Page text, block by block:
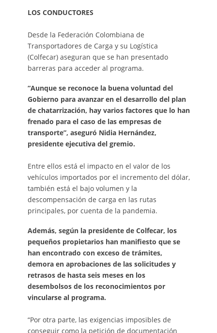
LOS CONDUCTORES
Desde la Federación Colombiana de
Transportadores de Carga y su Logística
(Colfecar) aseguran que se han presentado
barreras para acceder al programa.
“Aunque se reconoce la buena voluntad del
Gobierno para avanzar en el desarrollo del plan
de chatarrización, hay varios factores que lo han
frenado para el caso de las empresas de
transporte”, aseguró Nidia Hernández,
presidente ejecutiva del gremio.
Entre ellos está el impacto en el valor de los
vehículos importados por el incremento del dólar,
también está el bajo volumen y la
descompensación de carga en las rutas
principales, por cuenta de la pandemia.
Además, según la presidente de Colfecar, los
pequeños propietarios han manifiesto que se
han encontrado con exceso de trámites,
demora en aprobaciones de las solicitudes y
retrasos de hasta seis meses en los
desembolsos de los reconocimientos por
vincularse al programa.
“Por otra parte, las exigencias imposibles de
conseguir como la petición de documentación